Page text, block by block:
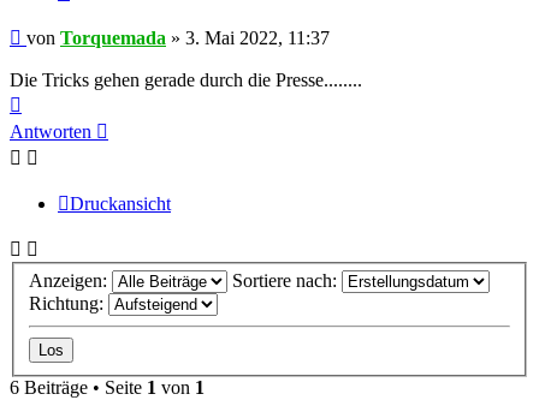
Beitrag
von Torquemada » 3. Mai 2022, 11:37
Die Tricks gehen gerade durch die Presse........
oben
Antworten
Druckansicht
Anzeigen:
Sortiere nach:
Richtung:
6 Beiträge • Seite 1 von 1